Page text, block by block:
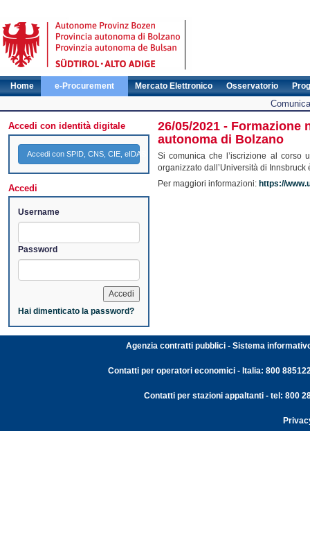
Home e-Procurement Mercato Elettronico Osservatorio
Accedi con identità digitale
Accedi con SPID, CNS, CIE, eIDAS
Accedi
Username
Password
Hai dimenticato la password?
26/05/2021 -
autonoma di Bolzano
Si comunica che l’iscrizione al corso
organizzato dall’Università di
Per maggiori informazioni: https://
Agenzia contratti pubblici - Sistema
Contatti per operatori economici - Italia: 800
Contatti per stazioni appaltanti - tel: 800